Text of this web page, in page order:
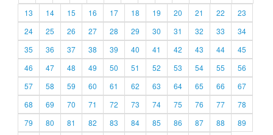
13
14 15 16 17 18 19 20 21 22
23
24
25 26 27 28 29 30 31 32 33
34
35
36 37 38 39 40 41 42 43 44
45
46
47 48 49 50 51 52 53 54 55
56
57
58 59 60 61 62 63 64 65 66
67
68
69 70 71 72 73 74 75 76 77
78
79
80 81 82 83 84 85 86 87 88
89